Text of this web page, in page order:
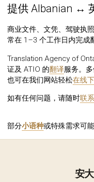
提供 Albanian ↔
商业文件、文凭、驾驶执
常在 1–3 个工作日内完成
Translation Agency of
证及 ATIO 的翻译服务。
也可在我们网站轻松在线
如有任何问题，请随时联
部分小语种或特殊需求可
安